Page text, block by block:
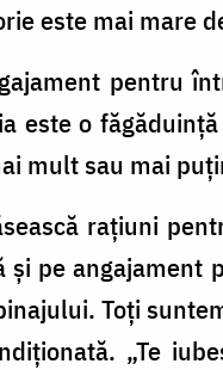
este mai mare
pentru
este o
mult sau mai
raţiuni
pe angajament
Toţi
„Te